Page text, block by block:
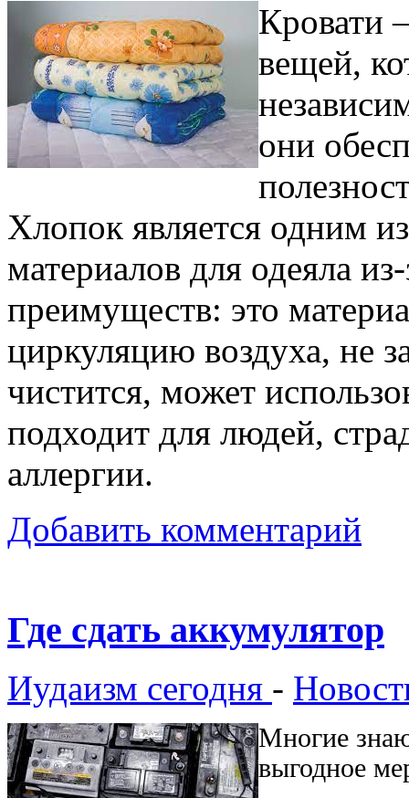
Кровати
вещей,
они
Хлопок является одним
материалов для одеяла
преимуществ: это
циркуляцию воздуха, не
чистится, может
подходит для людей,
аллергии.
Добавить комментарий
Где сдать аккумулятор
Иудаизм сегодня -
Многие
выгодное